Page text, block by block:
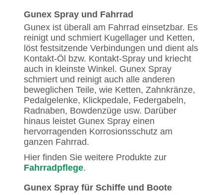
Gunex Spray und Fahrrad
Gunex ist überall am Fahrrad einsetzbar. Es
reinigt und schmiert Kugellager und Ketten,
löst festsitzende Verbindungen und dient als
Kontakt-Öl bzw. Kontakt-Spray und kriecht
auch in kleinste Winkel. Gunex Spray
schmiert und reinigt auch alle anderen
beweglichen Teile, wie Ketten, Zahnkränze,
Pedalgelenke, Klickpedale, Federgabeln,
Radnaben, Bowdenzüge usw. Darüber
hinaus leistet Gunex Spray einen
hervorragenden Korrosionsschutz am
ganzen Fahrrad.
Hier finden Sie weitere Produkte zur
Fahrradpflege.
Gunex Spray für Schiffe und Boote